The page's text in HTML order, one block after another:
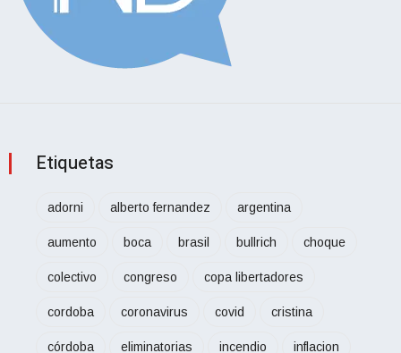
Etiquetas
adorni alberto fernandez argentina
aumento boca brasil bullrich choque
colectivo congreso copa libertadores
cordoba coronavirus covid cristina
córdoba eliminatorias incendio inflacion